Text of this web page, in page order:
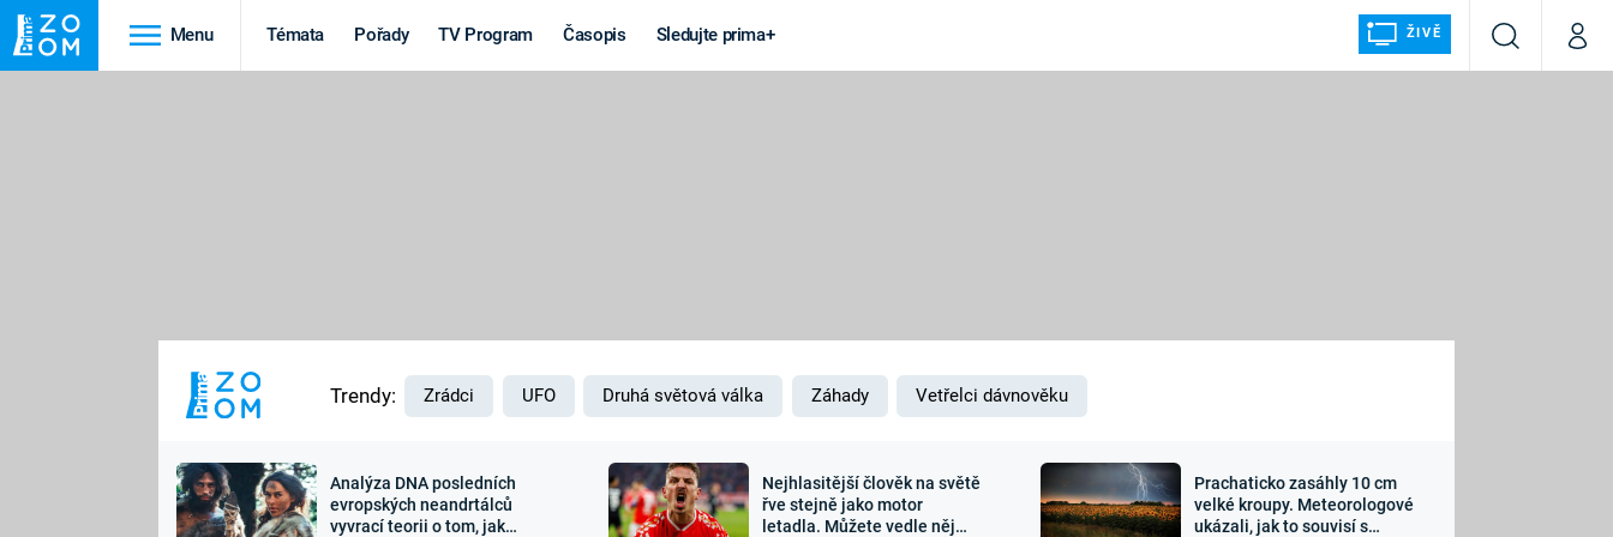
Menu Témata Pořady TV Program Časopis Sledujte prima+ ŽIVĚ
VyhledáváníMůj
MARS
Výročí
Záhady a
Zajímavosti Sledujte nás
Trendy: Zrádci UFO Druhá světová válka Záhady Vetřelci dávnověku
Analýza DNA posledních
evropských neandrtálců
vyvrací teorii o tom, jak
Nejhlasitější člověk na světě
řve stejně jako motor
letadla. Můžete vedle něj
Prachaticko zasáhly 10 cm
velké kroupy. Meteorologové
ukázali, jak to souvisí s